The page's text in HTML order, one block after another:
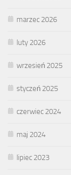
marzec 2026
luty 2026
wrzesień 2025
styczeń 2025
czerwiec 2024
maj 2024
lipiec 2023